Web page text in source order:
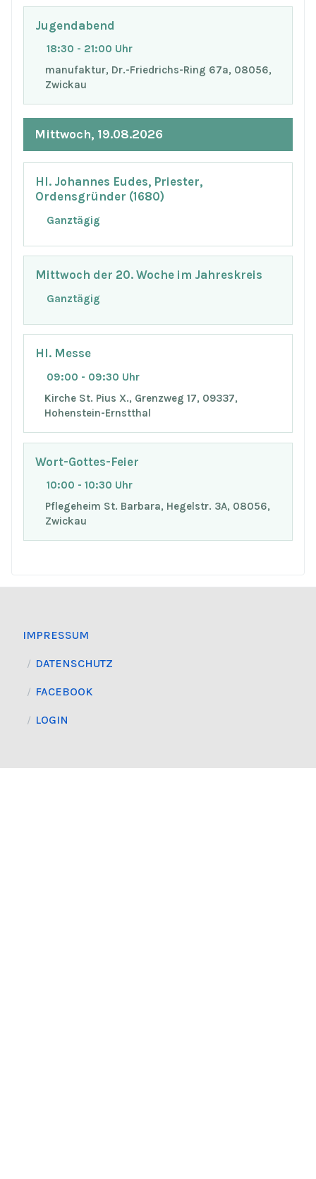
Jugendabend
18:30 - 21:00 Uhr
manufaktur, Dr.-Friedrichs-Ring 67a, 08056,
Zwickau
Mittwoch, 19.08.2026
Hl. Johannes Eudes, Priester,
Ordensgründer (1680)
Ganztägig
Mittwoch der 20. Woche im Jahreskreis
Ganztägig
Hl. Messe
09:00 - 09:30 Uhr
Kirche St. Pius X., Grenzweg 17, 09337,
Hohenstein-Ernstthal
Wort-Gottes-Feier
10:00 - 10:30 Uhr
Pflegeheim St. Barbara, Hegelstr. 3A, 08056,
Zwickau
IMPRESSUM
DATENSCHUTZ
FACEBOOK
LOGIN